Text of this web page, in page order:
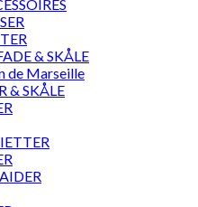
& SKÅLE
de Marseille
& SKÅLE